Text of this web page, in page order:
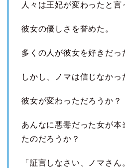
人々は王妃が変わったと言
彼女の優しさを誉めた。
多くの人が彼女を好きだっ
しかし、ノマは信じなかっ
彼女が変わっただろうか？
あんなに悪毒だった女が本
たのだろうか？
「証言しなさい、ノマさ